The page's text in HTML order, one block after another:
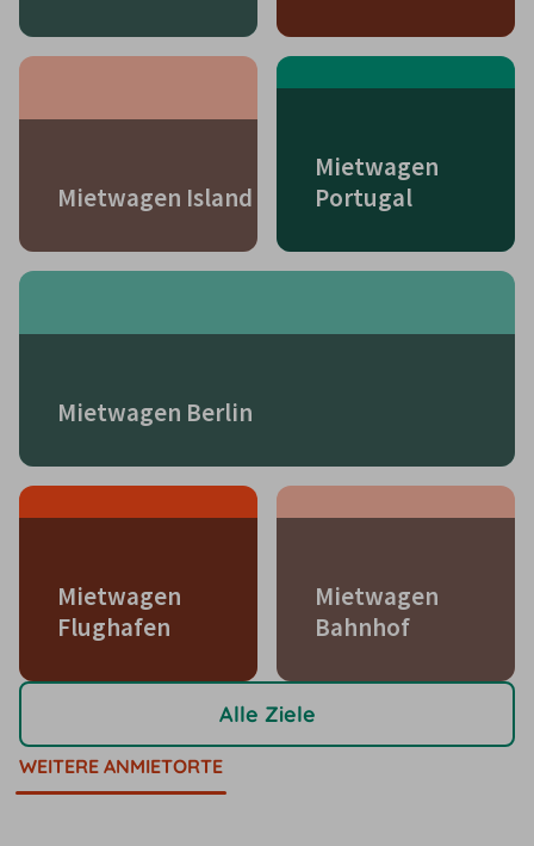
Mietwagen Island
Mietwagen
Portugal
Mietwagen Berlin
Mietwagen
Flughafen
Mietwagen
Bahnhof
Alle Ziele
WEITERE ANMIETORTE